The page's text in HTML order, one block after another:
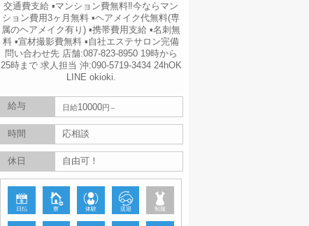
交通費支給 ▪️マンション費無料‼︎今ならマン
ション費用3ヶ月無料 ▪️ヘアメイク代無料(専
属のヘアメイク有り) ▪️携帯費用支給 ▪️名刺無
料 ▪️宣材撮影費無料 ▪️自社エステサロン完備
問い合わせ先 店舗:087-823-8950 19時から
25時まで 求人担当 沖:090-5719-3434 24hOK
LINE okioki.
給与 日給10000円
時間 応相談
休日 自由可！
日払 寮 体験 送迎 制服